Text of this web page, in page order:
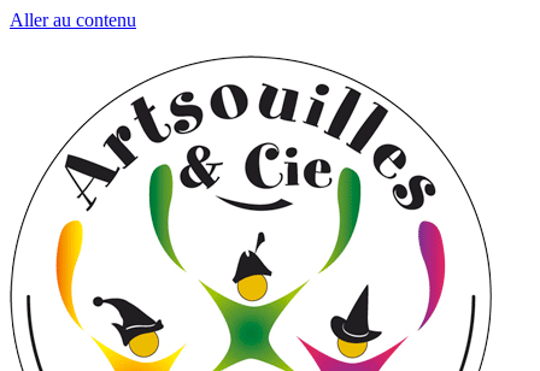
Aller au contenu